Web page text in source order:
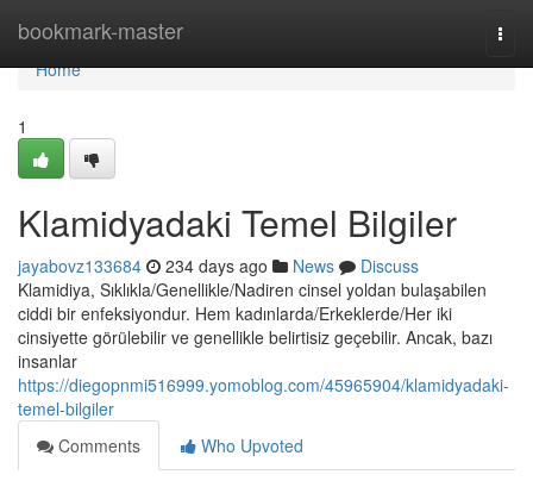
bookmark-master
Home
Home
1
Klamidyadaki Temel Bilgiler
jayabovz133684 234 days ago News
Discuss
Klamidiya, Sıklıkla/Genellikle/Nadiren cinsel yoldan bulaşabilen
ciddi bir enfeksiyondur. Hem kadınlarda/Erkeklerde/Her iki
cinsiyette görülebilir ve genellikle belirtisiz geçebilir. Ancak, bazı
insanlar
https://diegopnmi516999.yomoblog.com/45965904/klamidyadaki-
temel-bilgiler
Comments
Who Upvoted